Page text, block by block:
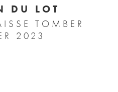
DU LOT
TOMBER
2023